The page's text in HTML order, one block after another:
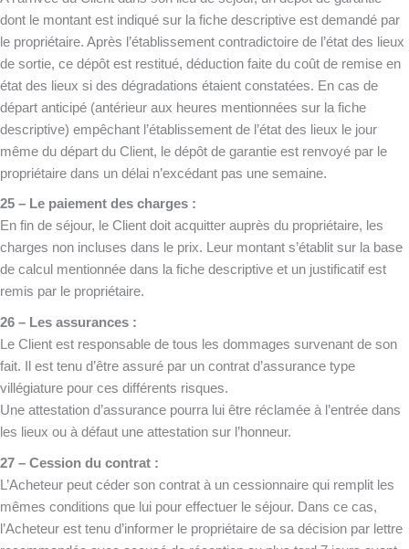
dont le montant est indiqué sur la fiche descriptive est demandé par
le propriétaire. Après l’établissement contradictoire de l’état des lieux
de sortie, ce dépôt est restitué, déduction faite du coût de remise en
état des lieux si des dégradations étaient constatées. En cas de
départ anticipé (antérieur aux heures mentionnées sur la fiche
descriptive) empêchant l’établissement de l’état des lieux le jour
même du départ du Client, le dépôt de garantie est renvoyé par le
propriétaire dans un délai n’excédant pas une semaine.
25 – Le paiement des charges :
En fin de séjour, le Client doit acquitter auprès du propriétaire, les
charges non incluses dans le prix. Leur montant s’établit sur la base
de calcul mentionnée dans la fiche descriptive et un justificatif est
remis par le propriétaire.
26 – Les assurances :
Le Client est responsable de tous les dommages survenant de son
fait. Il est tenu d’être assuré par un contrat d’assurance type
villégiature pour ces différents risques.
Une attestation d’assurance pourra lui être réclamée à l’entrée dans
les lieux ou à défaut une attestation sur l’honneur.
27 – Cession du contrat :
L’Acheteur peut céder son contrat à un cessionnaire qui remplit les
mêmes conditions que lui pour effectuer le séjour. Dans ce cas,
l’Acheteur est tenu d’informer le propriétaire de sa décision par lettre